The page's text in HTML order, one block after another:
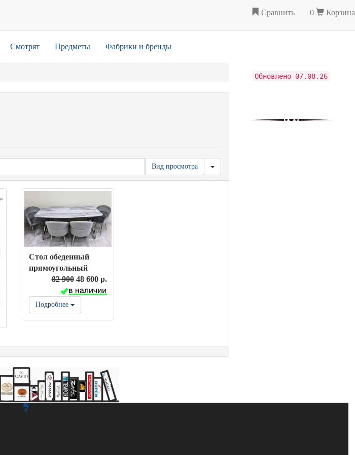
Сравнить 0 Корзина
Смотрят Предметы Фабрики и бренды
Вид просмотра
Стол обеденный
прямоугольный
82 90048 600 р.
Подробнее
Обновлено 07.08.26